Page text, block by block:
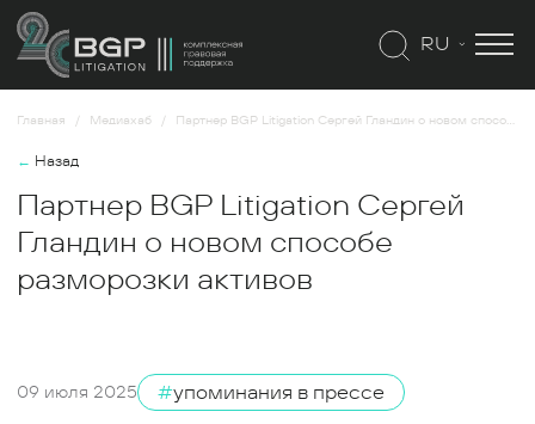
RU
Главная Медиахаб Партнер BGP Litigation Сергей Гландин о новом способе разморозки активов
← Назад
Партнер BGP Litigation Сергей
Гландин о новом способе
разморозки активов
09 июля 2025 #упоминания в прессе